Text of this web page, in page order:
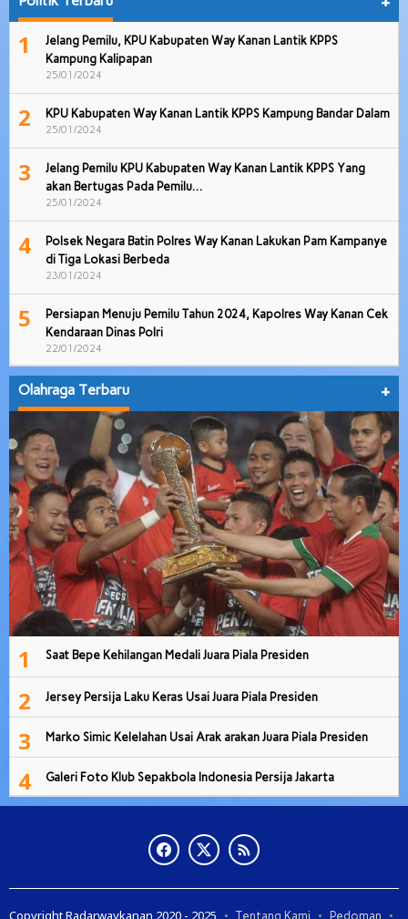
1
Jelang Pemilu, KPU Kabupaten Way Kanan Lantik KPPS
Kampung Kalipapan
25/01/2024
2 KPU Kabupaten Way Kanan Lantik KPPS Kampung Bandar Dalam
25/01/2024
3
Jelang Pemilu KPU Kabupaten Way Kanan Lantik KPPS Yang
akan Bertugas Pada Pemilu…
25/01/2024
4
Polsek Negara Batin Polres Way Kanan Lakukan Pam Kampanye
di Tiga Lokasi Berbeda
23/01/2024
5
Persiapan Menuju Pemilu Tahun 2024, Kapolres Way Kanan Cek
Kendaraan Dinas Polri
22/01/2024
Olahraga Terbaru +
1 Saat Bepe Kehilangan Medali Juara Piala Presiden
2 Jersey Persija Laku Keras Usai Juara Piala Presiden
3 Marko Simic Kelelahan Usai Arak arakan Juara Piala Presiden
4 Galeri Foto Klub Sepakbola Indonesia Persija Jakarta
Tentang Kami Pedoman